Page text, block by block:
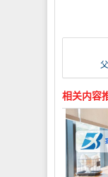
相关内容